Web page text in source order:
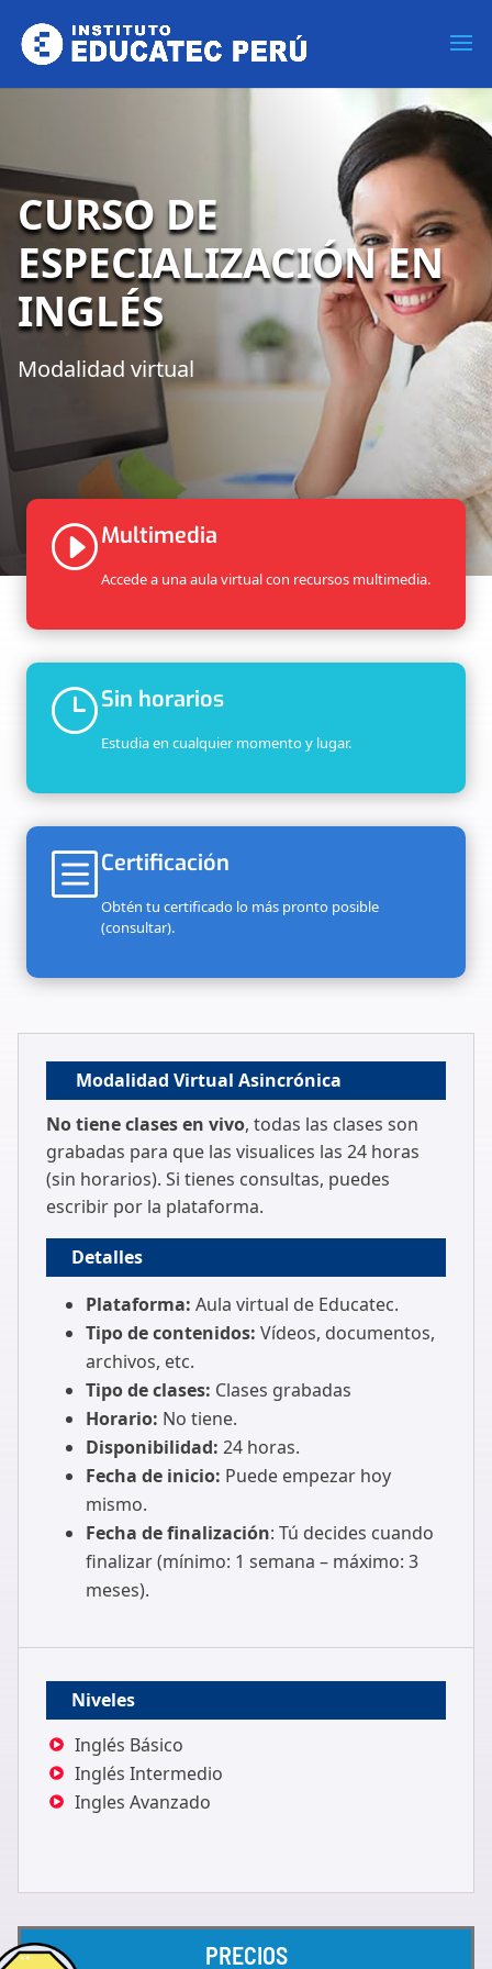
CURSO DE
ESPECIALIZACIÓN EN
INGLÉS
Modalidad virtual
IMultimedia
Accede a una aula virtual con recursos multimedia.
}Sin horarios
Estudia en cualquier momento y lugar.
b Certificación
Obtén tu certificado lo más pronto posible
(consultar).
Modalidad Virtual Asincrónica
No tiene clases en vivo, todas las clases son
grabadas para que las visualices las 24 horas
(sin horarios). Si tienes consultas, puedes
escribir por la plataforma.
Detalles
Plataforma: Aula virtual de Educatec.
Tipo de contenidos: Vídeos, documentos,
archivos, etc.
Tipo de clases: Clases grabadas
Horario: No tiene.
Disponibilidad: 24 horas.
Fecha de inicio: Puede empezar hoy
mismo.
Fecha de finalización: Tú decides cuando
finalizar (mínimo: 1 semana – máximo: 3
meses).
Niveles
Inglés Básico
Inglés Intermedio
Ingles Avanzado
PRECIOS